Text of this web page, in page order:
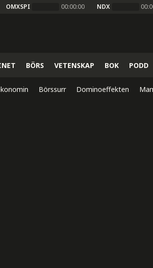
OMXSPI 00:00:00 NDX
BÖRS VETENSKAP BOK PODD
Börssurr Dominoeffekten